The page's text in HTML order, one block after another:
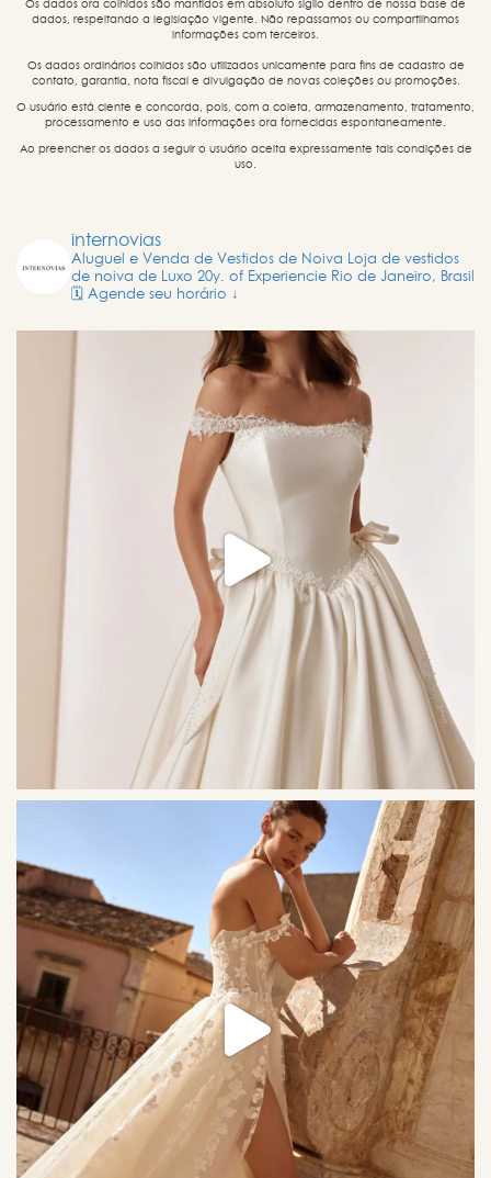
Os dados ora colhidos são mantidos em absoluto sigilo dentro de nossa base de
dados, respeitando a legislação vigente. Não repassamos ou compartilhamos
informações com terceiros.
Os dados ordinários colhidos são utilizados unicamente para fins de cadastro de
contato, garantia, nota fiscal e divulgação de novas coleções ou promoções.
O usuário está ciente e concorda, pois, com a coleta, armazenamento, tratamento,
processamento e uso das informações ora fornecidas espontaneamente.
Ao preencher os dados a seguir o usuário aceita expressamente tais condições de
uso.
internovias
Aluguel e Venda de Vestidos de Noiva Loja de vestidos
de noiva de Luxo 20y. of Experiencie Rio de Janeiro, Brasil
🗓️ Agende seu horário ↓